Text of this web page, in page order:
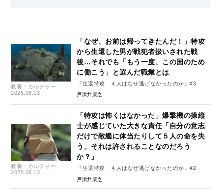
教養・カルチャー
2025.08.13
「なぜ、お前は帰ってきたんだ！」特攻
から生還した男が戦犯者扱いされた戦
後…それでも「もう一度、この国のため
に働こう」と選んだ職業とは
『生還特攻 ４人はなぜ逃げなかったのか』#3
戸津井康之
教養・カルチャー
2025.08.13
「特攻は怖くはなかった」爆撃機の操縦
士が感じていた大きな責任「自分の意志
だけで敵艦に体当たりして５人の命を失
う。それは許されることなのだろう
か？」
『生還特攻 ４人はなぜ逃げなかったのか』#2
戸津井康之